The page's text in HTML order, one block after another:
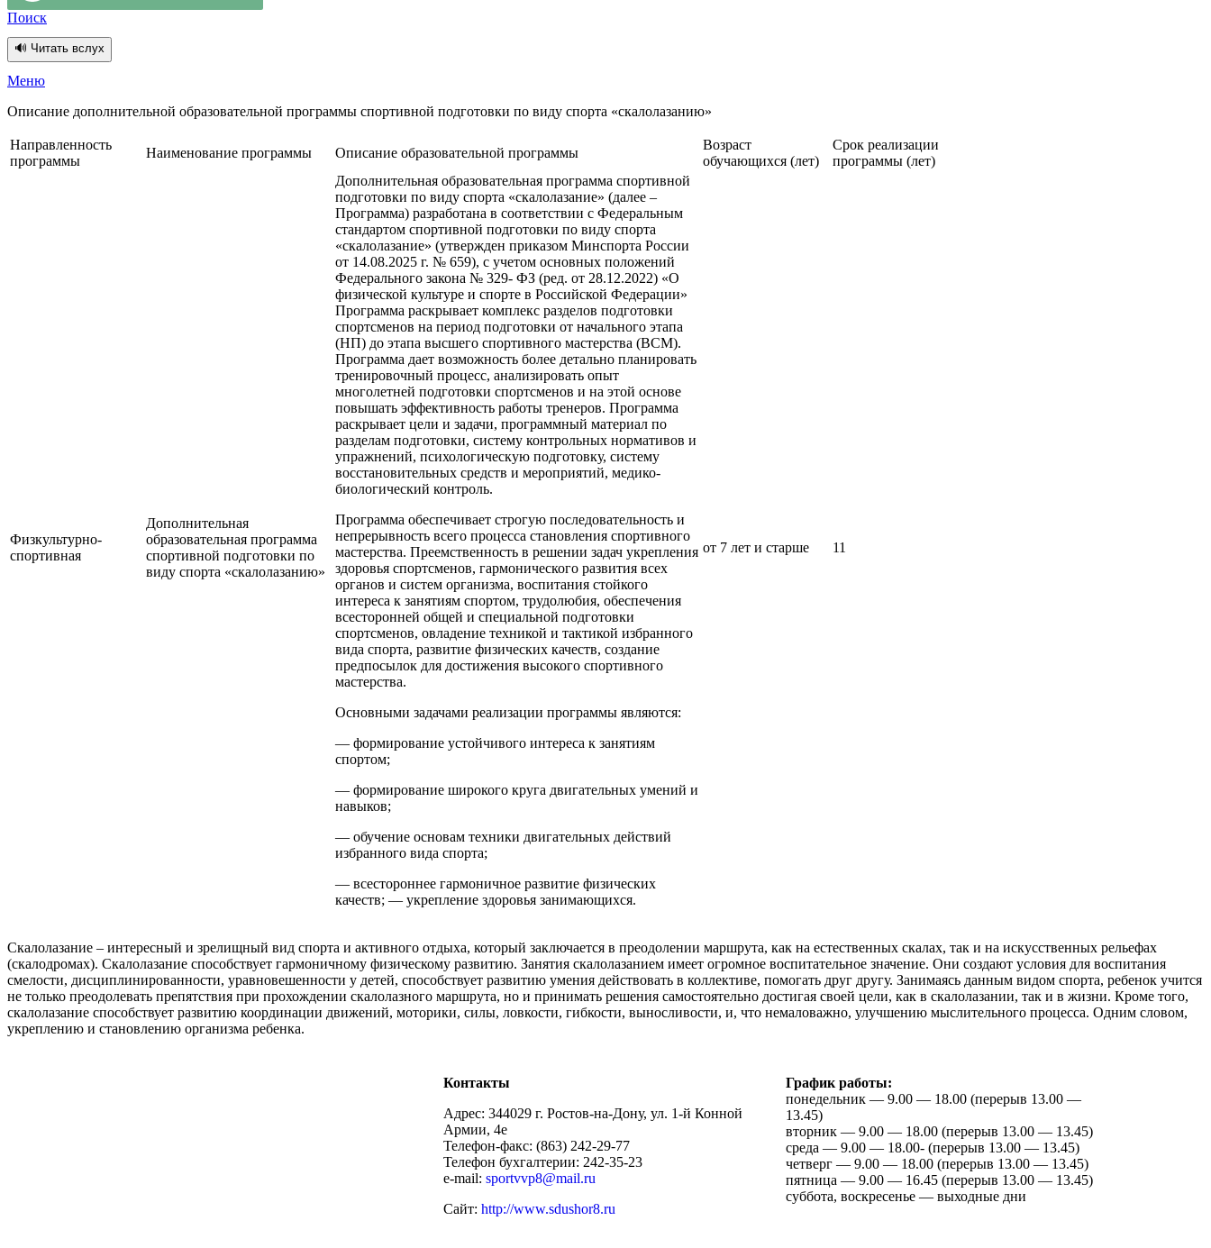
Поиск
🔊 Читать вслух
Меню
Описание дополнительной образовательной программы спортивной подготовки по виду спорта «скалолазанию»
Направленность
программы
Наименование программы Описание образовательной программы
Возраст
обучающихся (лет)
Срок реализации
программы (лет)
Физкультурно-
спортивная
Дополнительная
образовательная программа
спортивной подготовки по
виду спорта «скалолазанию»
Дополнительная образовательная программа спортивной
подготовки по виду спорта «скалолазание» (далее –
Программа) разработана в соответствии с Федеральным
стандартом спортивной подготовки по виду спорта
«скалолазание» (утвержден приказом Минспорта России
от 14.08.2025 г. № 659), с учетом основных положений
Федерального закона № 329- ФЗ (ред. от 28.12.2022) «О
физической культуре и спорте в Российской Федерации»
Программа раскрывает комплекс разделов подготовки
спортсменов на период подготовки от начального этапа
(НП) до этапа высшего спортивного мастерства (ВСМ).
Программа дает возможность более детально планировать
тренировочный процесс, анализировать опыт
многолетней подготовки спортсменов и на этой основе
повышать эффективность работы тренеров. Программа
раскрывает цели и задачи, программный материал по
разделам подготовки, систему контрольных нормативов и
упражнений, психологическую подготовку, систему
восстановительных средств и мероприятий, медико-
биологический контроль.
Программа обеспечивает строгую последовательность и
непрерывность всего процесса становления спортивного
мастерства. Преемственность в решении задач укрепления
здоровья спортсменов, гармонического развития всех
органов и систем организма, воспитания стойкого
интереса к занятиям спортом, трудолюбия, обеспечения
всесторонней общей и специальной подготовки
спортсменов, овладение техникой и тактикой избранного
вида спорта, развитие физических качеств, создание
предпосылок для достижения высокого спортивного
мастерства.
Основными задачами реализации программы являются:
— формирование устойчивого интереса к занятиям
спортом;
— формирование широкого круга двигательных умений и
навыков;
— обучение основам техники двигательных действий
избранного вида спорта;
— всестороннее гармоничное развитие физических
качеств; — укрепление здоровья занимающихся.
от 7 лет и старше 11
Скалолазание – интересный и зрелищный вид спорта и активного отдыха, который заключается в преодолении маршрута, как на естественных скалах, так и на искусственных рельефах
(скалодромах). Скалолазание способствует гармоничному физическому развитию. Занятия скалолазанием имеет огромное воспитательное значение. Они создают условия для воспитания
смелости, дисциплинированности, уравновешенности у детей, способствует развитию умения действовать в коллективе, помогать друг другу. Занимаясь данным видом спорта, ребенок учится
не только преодолевать препятствия при прохождении скалолазного маршрута, но и принимать решения самостоятельно достигая своей цели, как в скалолазании, так и в жизни. Кроме того,
скалолазание способствует развитию координации движений, моторики, силы, ловкости, гибкости, выносливости, и, что немаловажно, улучшению мыслительного процесса. Одним словом,
укреплению и становлению организма ребенка.
Контакты
Адрес: 344029 г. Ростов-на-Дону, ул. 1-й Конной
Армии, 4е
Телефон-факс: (863) 242-29-77
Телефон бухгалтерии: 242-35-23
e-mail: sportvvp8@mail.ru
Сайт: http://www.sdushor8.ru
График работы:
понедельник — 9.00 — 18.00 (перерыв 13.00 —
13.45)
вторник — 9.00 — 18.00 (перерыв 13.00 — 13.45)
среда — 9.00 — 18.00- (перерыв 13.00 — 13.45)
четверг — 9.00 — 18.00 (перерыв 13.00 — 13.45)
пятница — 9.00 — 16.45 (перерыв 13.00 — 13.45)
суббота, воскресенье — выходные дни